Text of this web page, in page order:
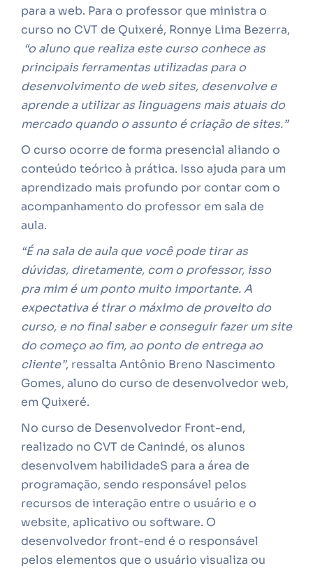
para a web. Para o professor que ministra o
curso no CVT de Quixeré, Ronnye Lima Bezerra,
“o aluno que realiza este curso conhece as
principais ferramentas utilizadas para o
desenvolvimento de web sites, desenvolve e
aprende a utilizar as linguagens mais atuais do
mercado quando o assunto é criação de sites.”
O curso ocorre de forma presencial aliando o
conteúdo teórico à prática. Isso ajuda para um
aprendizado mais profundo por contar com o
acompanhamento do professor em sala de
aula.
“É na sala de aula que você pode tirar as
dúvidas, diretamente, com o professor, isso
pra mim é um ponto muito importante. A
expectativa é tirar o máximo de proveito do
curso, e no final saber e conseguir fazer um site
do começo ao fim, ao ponto de entrega ao
cliente”, ressalta Antônio Breno Nascimento
Gomes, aluno do curso de desenvolvedor web,
em Quixeré.
No curso de Desenvolvedor Front-end,
realizado no CVT de Canindé, os alunos
desenvolvem habilidadeS para a área de
programação, sendo responsável pelos
recursos de interação entre o usuário e o
website, aplicativo ou software. O
desenvolvedor front-end é o responsável
pelos elementos que o usuário visualiza ou